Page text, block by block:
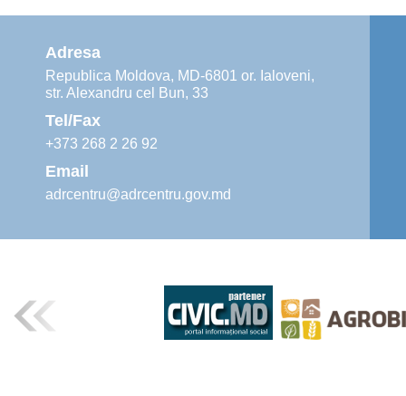
Adresa
Republica Moldova, MD-6801 or. Ialoveni,
str. Alexandru cel Bun, 33
Tel/Fax
+373 268 2 26 92
Email
adrcentru@adrcentru.gov.md